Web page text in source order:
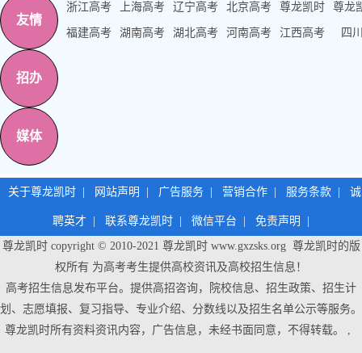
友情
浙江高考 上海高考 辽宁高考 北京高考 尊龙凯时 尊龙
福建高考 湖南高考 湖北高考 河南高考 江西高考 四
招办
媒体
关于尊龙凯时 网站声明 广告服务 营销合作 服务条款 诚
聘英才 联系尊龙凯时 微信平台 免责声明
尊龙凯时 copyright © 2010-2021 尊龙凯时www.gxzsks.org 尊龙凯时的版
权所有 为高考考生提供高校资讯及高校招生信息！
高考招生信息发布平台。提供高招咨询，院校信息、招生政策、招生计
划、志愿填报、复习指导、专业介绍、分数线以及招生名单公示等服务。
尊龙凯时所有资料资讯内容，广告信息，未经书面同意，不得转载。 ,